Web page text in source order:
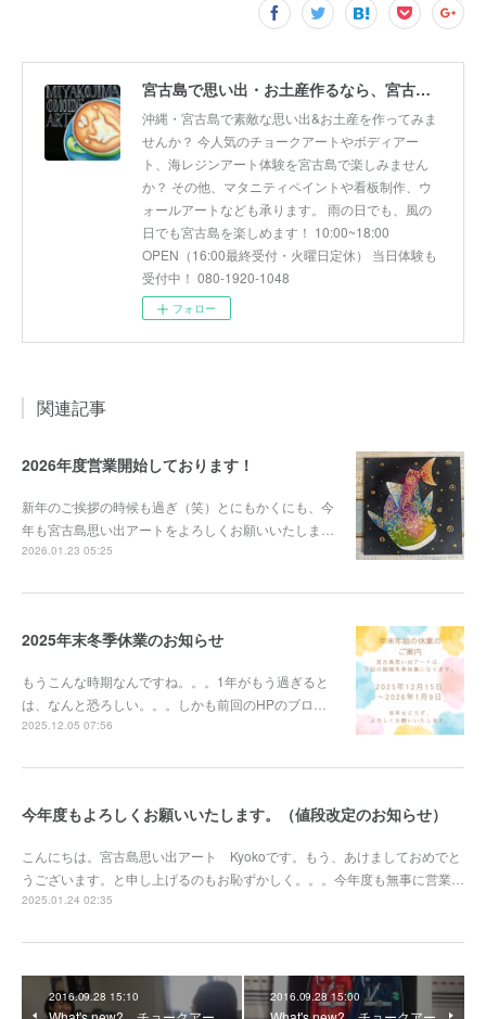
宮古島で思い出・お土産作るなら、宮古島思い出アート。人気のボディアートやチョークアート、海レジンアート体験が楽しめます！
沖縄・宮古島で素敵な思い出&お土産を作ってみま
せんか？ 今人気のチョークアートやボディアー
ト、海レジンアート体験を宮古島で楽しみません
か？ その他、マタニティペイントや看板制作、ウ
ォールアートなども承ります。 雨の日でも、風の
日でも宮古島を楽しめます！ 10:00~18:00
OPEN（16:00最終受付・火曜日定休） 当日体験も
受付中！ 080-1920-1048
フォロー
関連記事
2026年度営業開始しております！
新年のご挨拶の時候も過ぎ（笑）とにもかくにも、今
年も宮古島思い出アートをよろしくお願いいたしま…
2026.01.23 05:25
2025年末冬季休業のお知らせ
もうこんな時期なんですね。。。1年がもう過ぎると
は、なんと恐ろしい。。。しかも前回のHPのブロ…
2025.12.05 07:56
今年度もよろしくお願いいたします。（値段改定のお知らせ）
こんにちは。宮古島思い出アート Kyokoです。もう、あけましておめでと
うございます。と申し上げるのもお恥ずかしく。。。今年度も無事に営業…
2025.01.24 02:35
2016.09.28 15:10 2016.09.28 15:00